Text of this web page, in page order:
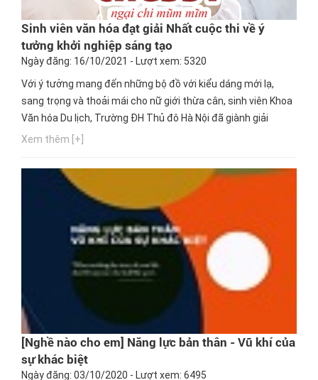
Sinh viên văn hóa đạt giải Nhất cuộc thi về ý
tưởng khởi nghiệp sáng tạo
Ngày đăng: 16/10/2021 - Lượt xem: 5320
Với ý tưởng mang đến những bộ đồ với kiểu dáng mới lạ,
sang trọng và thoải mái cho nữ giới thừa cân, sinh viên Khoa
Văn hóa Du lịch, Trường ĐH Thủ đô Hà Nội đã giành giải
thưởng cao nhất của cuộc thi “Ý tưởng khởi nghiệp sáng tạo
GPO tìm hiểu thêm về thông tin trên nhé.
Xem thêm [+]
[Nghề nào cho em] Năng lực bản thân - Vũ khí của
sự khác biệt
Ngày đăng: 03/10/2020 - Lượt xem: 6495